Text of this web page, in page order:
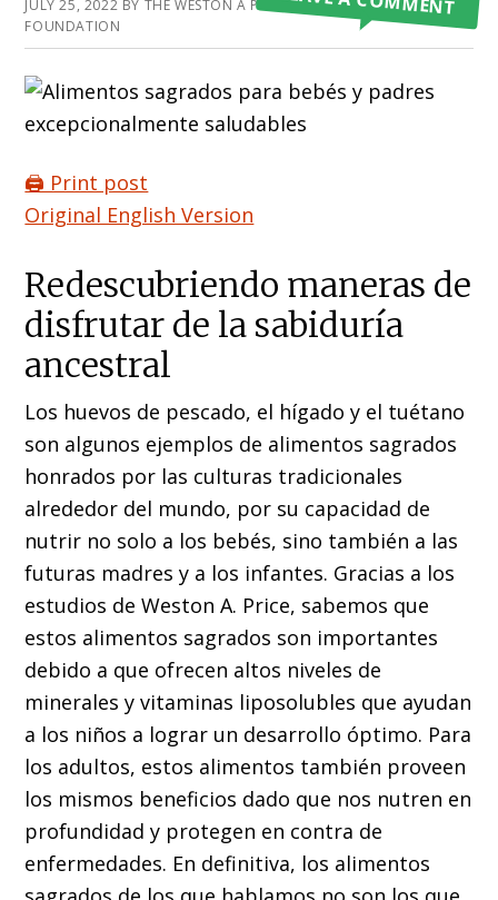
JULY 25, 2022 BY THE WESTON A PRICE
FOUNDATION
🖨️ Print post
Original English Version
Redescubriendo maneras de
disfrutar de la sabiduría
ancestral
Los huevos de pescado, el hígado y el tuétano
son algunos ejemplos de alimentos sagrados
honrados por las culturas tradicionales
alrededor del mundo, por su capacidad de
nutrir no solo a los bebés, sino también a las
futuras madres y a los infantes. Gracias a los
estudios de Weston A. Price, sabemos que
estos alimentos sagrados son importantes
debido a que ofrecen altos niveles de
minerales y vitaminas liposolubles que ayudan
a los niños a lograr un desarrollo óptimo. Para
los adultos, estos alimentos también proveen
los mismos beneficios dado que nos nutren en
profundidad y protegen en contra de
enfermedades. En definitiva, los alimentos